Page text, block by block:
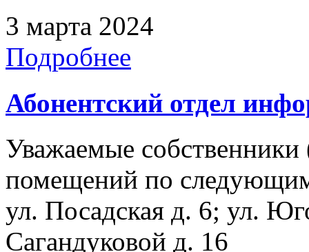
3 марта 2024
Подробнее
Абонентский отдел
Уважаемые
помещений по
ул. Посадская д. 6; ул.
Сагандуковой д. 16